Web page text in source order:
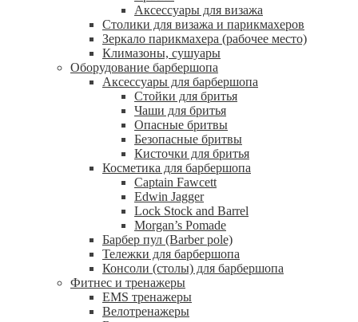
Аксессуары для визажа
Столики для визажа и парикмахеров
Зеркало парикмахера (рабочее место)
Климазоны, сушуары
Оборудование барбершопа
Аксессуары для барбершопа
Стойки для бритья
Чаши для бритья
Опасные бритвы
Безопасные бритвы
Кисточки для бритья
Косметика для барбершопа
Captain Fawcett
Edwin Jagger
Lock Stock and Barrel
Morgan’s Pomade
Барбер пул (Barber pole)
Тележки для барбершопа
Консоли (столы) для барбершопа
Фитнес и тренажеры
EMS тренажеры
Велотренажеры